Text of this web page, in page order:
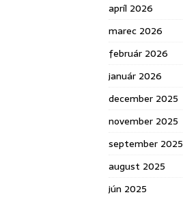
apríl 2026
marec 2026
február 2026
január 2026
december 2025
november 2025
september 2025
august 2025
jún 2025